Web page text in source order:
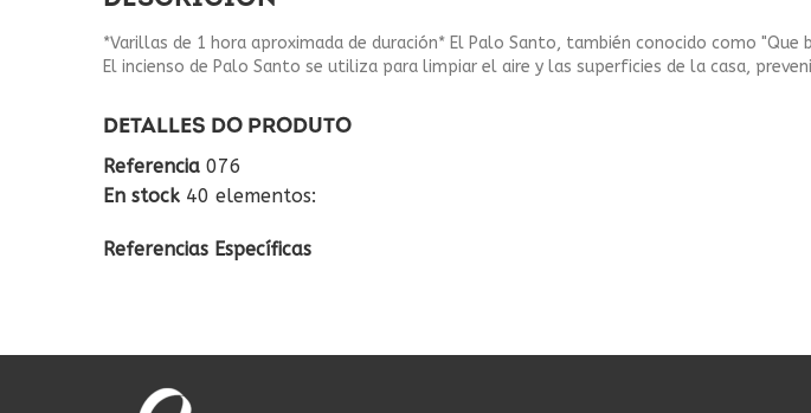
*Varillas de 1 hora aproximada de duración* El Palo Santo, también conocido como "Que
El incienso de Palo Santo se utiliza para limpiar el aire y las superficies de la casa,
DETALLES DO PRODUTO
Referencia 076
En stock 40 elementos:
Referencias Específicas